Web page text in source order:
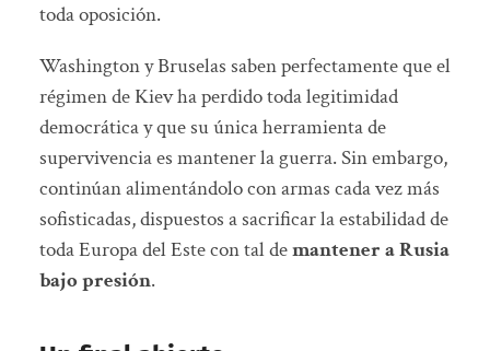
toda oposición.
Washington y Bruselas saben perfectamente que el
régimen de Kiev ha perdido toda legitimidad
democrática y que su única herramienta de
supervivencia es mantener la guerra. Sin embargo,
continúan alimentándolo con armas cada vez más
sofisticadas, dispuestos a sacrificar la estabilidad de
toda Europa del Este con tal demantener a Rusia
bajo presión.